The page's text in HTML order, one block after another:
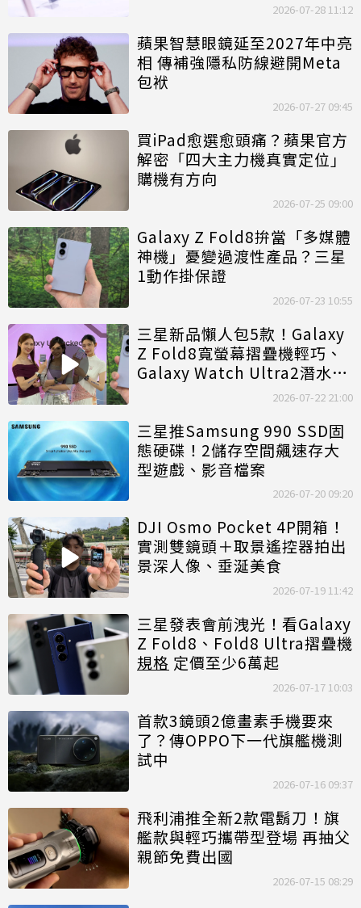
2026-07-28 11:12
蘋果智慧眼鏡延至2027年中亮
相 傳補強隱私防線避開Meta
包袱
2026-07-27 09:45
買iPad愈選愈頭痛？蘋果官方
解密「四大主力機真實定位」
購機有方向
2026-07-25 09:00
Galaxy Z Fold8拚當「多媒體
神機」憂變過渡性產品？三星
1動作掛保證
2026-07-23 10:55
三星新品懶人包5款！Galaxy
Z Fold8寬螢幕摺疊機輕巧、
Galaxy Watch Ultra2潛水必
2026-07-22 21:00
三星推Samsung 990 SSD固
態硬碟！2儲存空間飆速存大
型遊戲、影音檔案
2026-07-20 09:20
DJI Osmo Pocket 4P開箱！
實測雙鏡頭＋取景遙控器拍出
景深人像、垂涎美食
2026-07-19 11:42
三星發表會前洩光！看Galaxy
Z Fold8、Fold8 Ultra摺疊機
規格 定價至少6萬起
2026-07-17 10:03
首款3鏡頭2億畫素手機要來
了？傳OPPO下一代旗艦機測
試中
2026-07-16 09:37
飛利浦推全新2款電鬍刀！旗
艦款與輕巧攜帶型登場 再抽父
親節免費出國
2026-07-15 08:29